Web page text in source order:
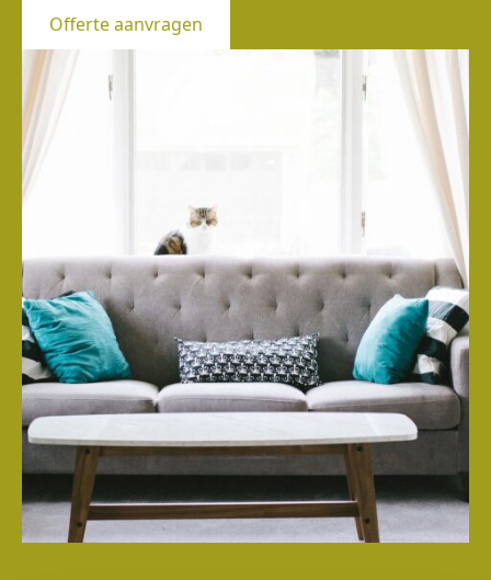
Offerte aanvragen